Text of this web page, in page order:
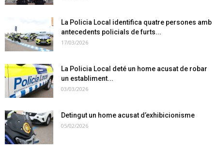
La Policia Local identifica quatre persones amb
antecedents policials de furts...
17/03/2026
La Policia Local deté un home acusat de robar
un establiment...
03/03/2026
Detingut un home acusat d’exhibicionisme
05/02/2026